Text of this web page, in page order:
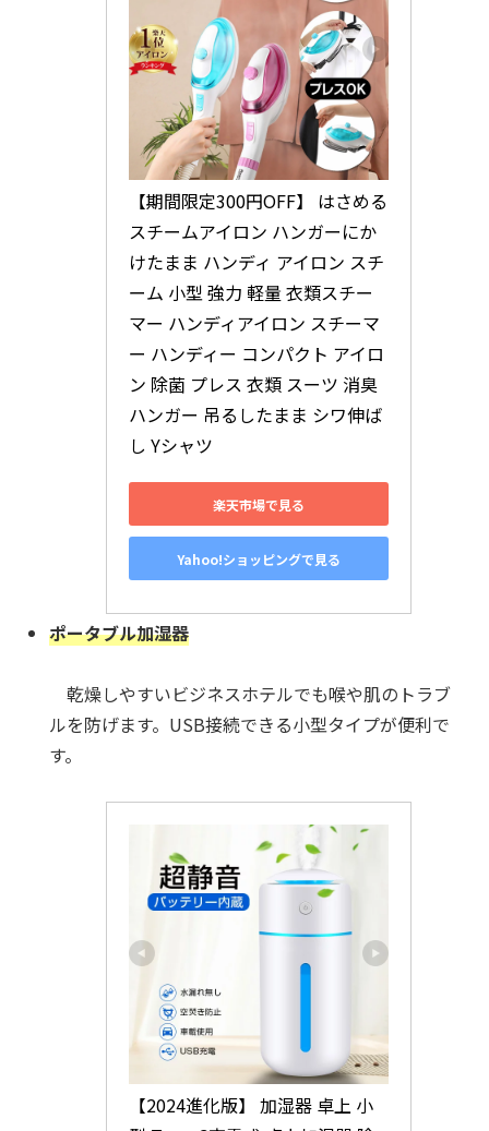
【期間限定300円OFF】 はさめる
スチームアイロン ハンガーにか
けたまま ハンディ アイロン スチ
ーム 小型 強力 軽量 衣類スチー
マー ハンディアイロン スチーマ
ー ハンディー コンパクト アイロ
ン 除菌 プレス 衣類 スーツ 消臭
ハンガー 吊るしたまま シワ伸ば
し Yシャツ
楽天市場で見る
Yahoo!ショッピングで見る
ポータブル加湿器
乾燥しやすいビジネスホテルでも喉や肌のトラブ
ルを防げます。USB接続できる小型タイプが便利で
す。
【2024進化版】 加湿器 卓上 小